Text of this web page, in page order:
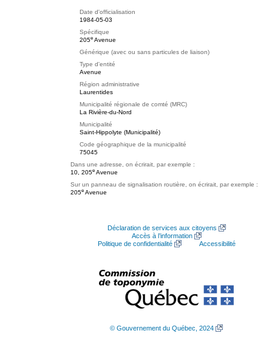
Date d'officialisation
1984-05-03
Spécifique
205e Avenue
Générique (avec ou sans particules de liaison)
Type d'entité
Avenue
Région administrative
Laurentides
Municipalité régionale de comté (MRC)
La Rivière-du-Nord
Municipalité
Saint-Hippolyte (Municipalité)
Code géographique de la municipalité
75045
Dans une adresse, on écrirait, par exemple :
10, 205e Avenue
Sur un panneau de signalisation routière, on écrirait, par exemple :
205e Avenue
Déclaration de services aux citoyens
Accès à l’information
Politique de confidentialité
Accessibilité
© Gouvernement du Québec, 2024